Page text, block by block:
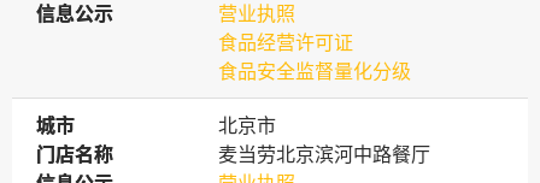
信息公示
信息公示
营业执照
食品经营许可证
食品安全监督量化分级
城市
城市
北京市
门店名称
门店名称
麦当劳北京滨河中路餐厅